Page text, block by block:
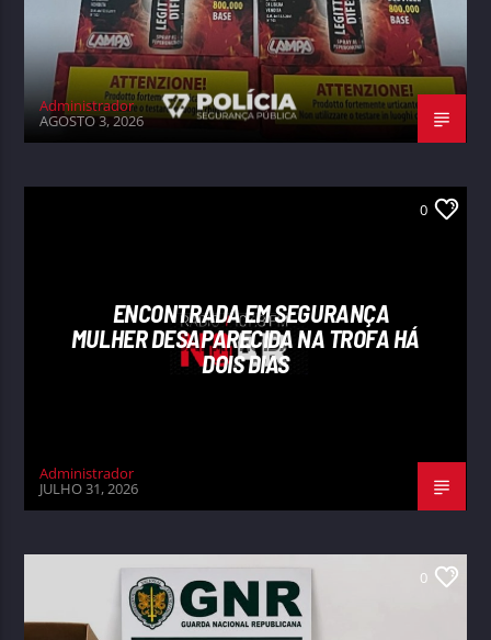
Administrador
AGOSTO 3, 2026
0
ENCONTRADA EM SEGURANÇA
MULHER DESAPARECIDA NA TROFA HÁ
DOIS DIAS
Administrador
JULHO 31, 2026
0